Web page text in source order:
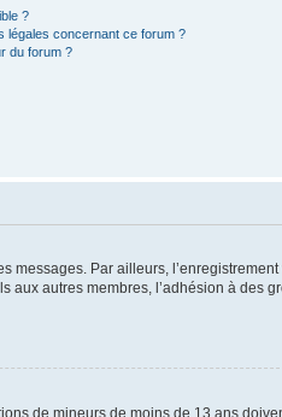
?
légales concernant ce forum ?
du forum ?
messages. Par ailleurs,
autres membres, l’adhésion à des
de mineurs de moins de 13 ans